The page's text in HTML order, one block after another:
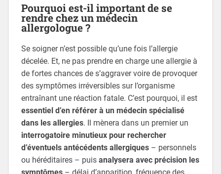
Pourquoi est-il important de se
rendre chez un médecin
allergologue ?
Se soigner n’est possible qu’une fois l’allergie
décelée. Et, ne pas prendre en charge une allergie à
de fortes chances de s’aggraver voire de provoquer
des symptômes irréversibles sur l’organisme
entraînant une réaction fatale. C’est pourquoi, il est
essentiel d’en référer à un médecin spécialisé
dans les allergies. Il mènera dans un premier un
interrogatoire minutieux pour rechercher
d’éventuels antécédents allergiques – personnels
ou héréditaires – puis analysera avec précision les